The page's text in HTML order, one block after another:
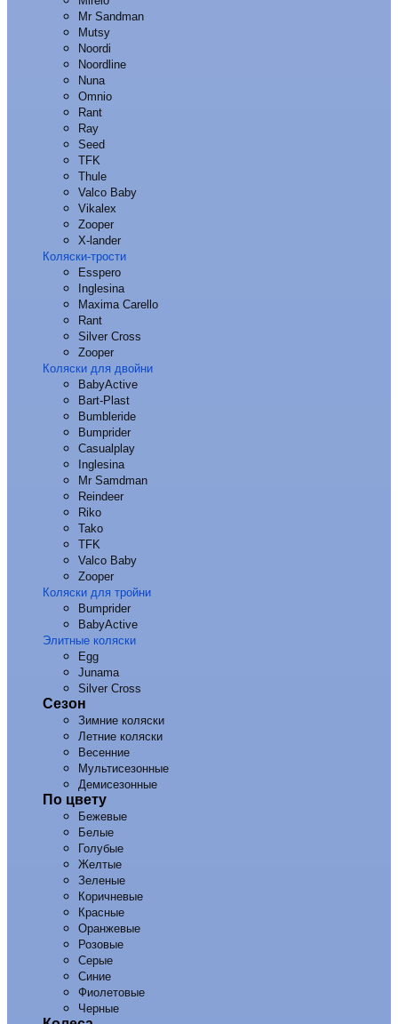
Mr Sandman
Mutsy
Noordi
Noordline
Nuna
Omnio
Rant
Ray
Seed
TFK
Thule
Valco Baby
Vikalex
Zooper
X-lander
Коляски-трости
Esspero
Inglesina
Maxima Carello
Rant
Silver Cross
Zooper
Коляски для двойни
BabyActive
Bart-Plast
Bumbleride
Bumprider
Casualplay
Inglesina
Mr Samdman
Reindeer
Riko
Tako
TFK
Valco Baby
Zooper
Коляски для тройни
Bumprider
BabyActive
Элитные коляски
Egg
Junama
Silver Cross
Сезон
Зимние коляски
Летние коляски
Весенние
Мультисезонные
Демисезонные
По цвету
Бежевые
Белые
Голубые
Желтые
Зеленые
Коричневые
Красные
Оранжевые
Розовые
Серые
Синие
Фиолетовые
Черные